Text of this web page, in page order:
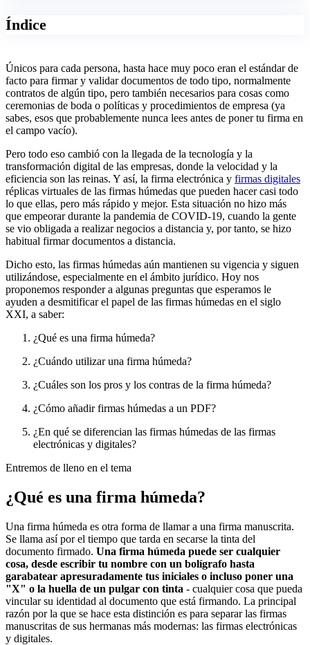
Índice
Únicos para cada persona, hasta hace muy poco eran el estándar de
facto para firmar y validar documentos de todo tipo, normalmente
contratos de algún tipo, pero también necesarios para cosas como
ceremonias de boda o políticas y procedimientos de empresa (ya
sabes, esos que probablemente nunca lees antes de poner tu firma en
el campo vacío).
Pero todo eso cambió con la llegada de la tecnología y la
transformación digital de las empresas, donde la velocidad y la
eficiencia son las reinas. Y así, la firma electrónica y firmas digitales
réplicas virtuales de las firmas húmedas que pueden hacer casi todo
lo que ellas, pero más rápido y mejor. Esta situación no hizo más
que empeorar durante la pandemia de COVID-19, cuando la gente
se vio obligada a realizar negocios a distancia y, por tanto, se hizo
habitual firmar documentos a distancia.
Dicho esto, las firmas húmedas aún mantienen su vigencia y siguen
utilizándose, especialmente en el ámbito jurídico. Hoy nos
proponemos responder a algunas preguntas que esperamos le
ayuden a desmitificar el papel de las firmas húmedas en el siglo
XXI, a saber:
¿Qué es una firma húmeda?
¿Cuándo utilizar una firma húmeda?
¿Cuáles son los pros y los contras de la firma húmeda?
¿Cómo añadir firmas húmedas a un PDF?
¿En qué se diferencian las firmas húmedas de las firmas
electrónicas y digitales?
Entremos de lleno en el tema
¿Qué es una firma húmeda?
Una firma húmeda es otra forma de llamar a una firma manuscrita.
Se llama así por el tiempo que tarda en secarse la tinta del
documento firmado. Una firma húmeda puede ser cualquier
cosa, desde escribir tu nombre con un bolígrafo hasta
garabatear apresuradamente tus iniciales o incluso poner una
"X" o la huella de un pulgar con tinta - cualquier cosa que pueda
vincular su identidad al documento que está firmando. La principal
razón por la que se hace esta distinción es para separar las firmas
manuscritas de sus hermanas más modernas: las firmas electrónicas
y digitales.